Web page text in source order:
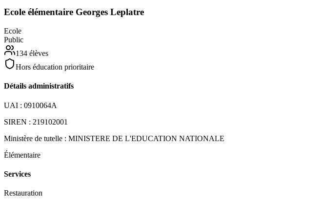
Ecole élémentaire Georges Leplatre
Ecole
Public
134 élèves
Hors éducation prioritaire
Détails administratifs
UAI : 0910064A
SIREN : 219102001
Ministère de tutelle : MINISTERE DE L'EDUCATION NATIONALE
Élémentaire
Services
Restauration